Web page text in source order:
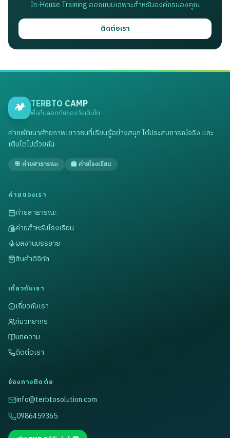
In-House Training ออกแบบเฉพาะสำหรับองค์กรของคุณ
ติดต่อเรา
🏕️ TERBTO CAMP
พื้นที่ปลอดภัยของวัยเติบโต
ค่ายพัฒนาศักยภาพเยาวชนที่เรียนรู้อย่างสนุก ได้ประสบการณ์จริง และ
เติบโตไปด้วยกัน
🎯 ค่ายสาธารณะ 🏫 ค่ายโรงเรียน
ค่ายของเรา
ค่ายสาธารณะ
ค่ายสำหรับโรงเรียน
ผลงานบรรยาย
สินค้าดิจิทัล
เกี่ยวกับเรา
เกี่ยวกับเรา
ทีมวิทยากร
บทความ
ติดต่อเรา
ช่องทางติดต่อ
info@terbtosolution.com
0986459365